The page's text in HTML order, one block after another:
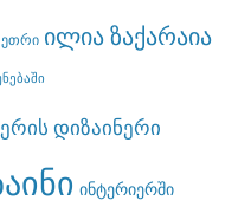
ილია ზაქარაია
დიზაინერი
ინტერიერში